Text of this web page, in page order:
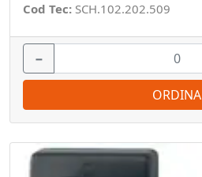
Cod Tec: SCH.102.202.509
−
ORDINA